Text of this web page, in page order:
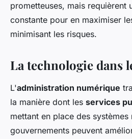
prometteuses, mais requièrent
constante pour en maximiser
minimisant les risques.
La technologie dans
L'administration numérique
la manière dont les services
mettant en place des systèmes
gouvernements peuvent